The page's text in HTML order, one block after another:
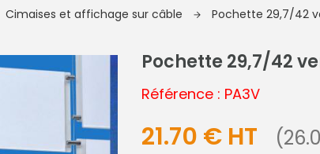
Cimaises et affichage sur câble Pochette 29,7/42
Pochette 29,7/42
Référence : PA3V
21.70 € HT